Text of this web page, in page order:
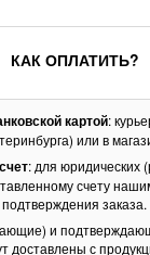
КАК ОПЛАТИТЬ?
картой:
или в
: для юридических
счету
подтверждения заказа.
и
доставлены с